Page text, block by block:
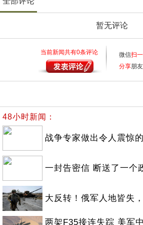
暂无评论
当前新闻共有0条评论 微信扫
分享朋
48小时新闻：
战争专家做出令人震惊
一封告密信 断送了一个
大反转！俄军人地皆失
两架F35接连失踪 美军